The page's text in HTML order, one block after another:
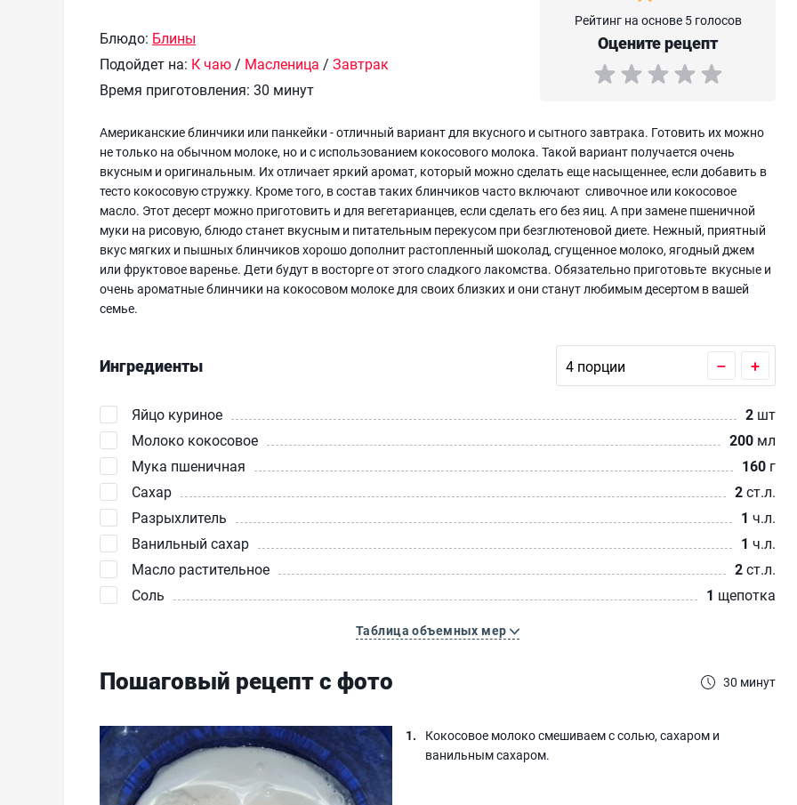
Блюдо: Блины
Подойдет на: К чаю / Масленица / Завтрак
Время приготовления: 30 минут
Рейтинг на основе 5 голосов
Оцените рецепт
Американские блинчики или панкейки - отличный вариант для вкусного и сытного завтрака. Готовить их можно
не только на обычном молоке, но и с использованием кокосового молока. Такой вариант получается очень
вкусным и оригинальным. Их отличает яркий аромат, который можно сделать еще насыщеннее, если добавить в
тесто кокосовую стружку. Кроме того, в состав таких блинчиков часто включают сливочное или кокосовое
масло. Этот десерт можно приготовить и для вегетарианцев, если сделать его без яиц. А при замене пшеничной
муки на рисовую, блюдо станет вкусным и питательным перекусом при безглютеновой диете. Нежный, приятный
вкус мягких и пышных блинчиков хорошо дополнит растопленный шоколад, сгущенное молоко, ягодный джем
или фруктовое варенье. Дети будут в восторге от этого сладкого лакомства. Обязательно приготовьте вкусные и
очень ароматные блинчики на кокосовом молоке для своих близких и они станут любимым десертом в вашей
семье.
Ингредиенты – +
Яйцо куриное 2 шт
Молоко кокосовое
200 мл
Мука пшеничная
160 г
Сахар
2ст.л.
Разрыхлитель
1 ч.л.
Ванильный сахар
1 ч.л.
Масло растительное
2ст.л.
Соль
1 щепотка
Таблица объемных мер
Пошаговый рецепт с фото 30 минут
Кокосовое молоко смешиваем с солью, сахаром и
ванильным сахаром.